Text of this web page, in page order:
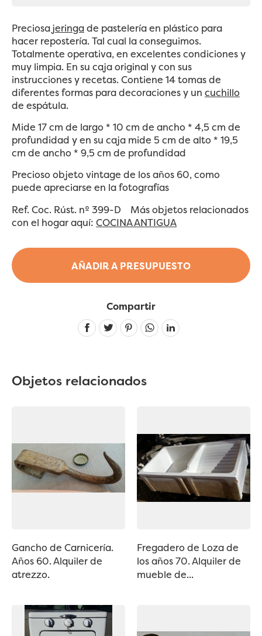
AÑADIR A PRESUPUESTO
Preciosajeringade pastelería en plástico para
hacer repostería. Tal cual la conseguimos.
Totalmente operativa, en excelentes condiciones y
muy limpia. En su caja original y con sus
instrucciones y recetas. Contiene 14 tomas de
diferentes formas para decoraciones y un cuchillo
de espátula.
Mide 17 cm de largo * 10 cm de ancho * 4,5 cm de
profundidad y en su caja mide 5 cm de alto * 19,5
cm de ancho * 9,5 cm de profundidad
Precioso objeto vintage de los años 60, como
puede apreciarse en la fotografías
Ref. Coc. Rúst. nº 399-D Más objetos relacionados
con el hogar aquí: COCINA ANTIGUA
Compartir
Linkedin
Objetos relacionados
Gancho de Carnicería.
Años 60. Alquiler de
atrezzo.
Fregadero de Loza de
los años 70. Alquiler de
mueble de...